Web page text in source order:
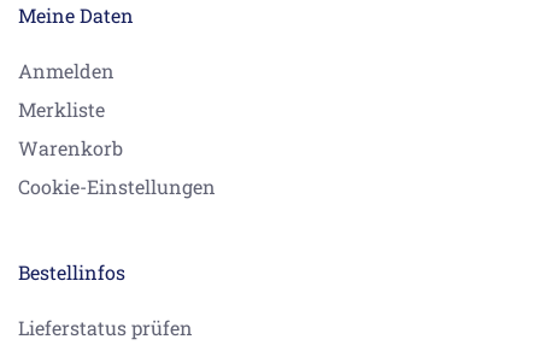
Meine Daten
Anmelden
Merkliste
Warenkorb
Cookie-Einstellungen
Bestellinfos
Lieferstatus prüfen